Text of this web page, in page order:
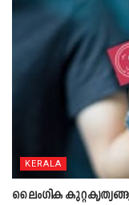
KERALA
ലൈംഗിക